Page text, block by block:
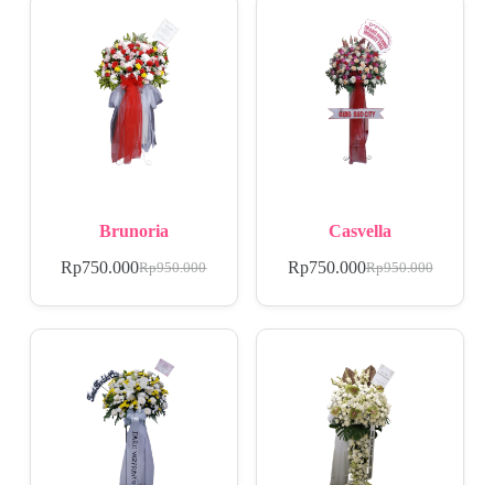
Brunoria
Rp950.000
Rp750.000
Casvella
Rp950.000
Rp750.000